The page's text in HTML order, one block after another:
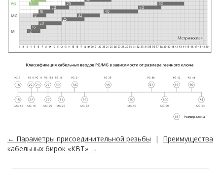
← Параметры присоединительной резьбы | Преимущества
кабельных бирок «КВТ» →